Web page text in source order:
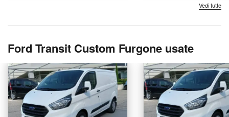
Vedi tutte
Ford Transit Custom Furgone usate